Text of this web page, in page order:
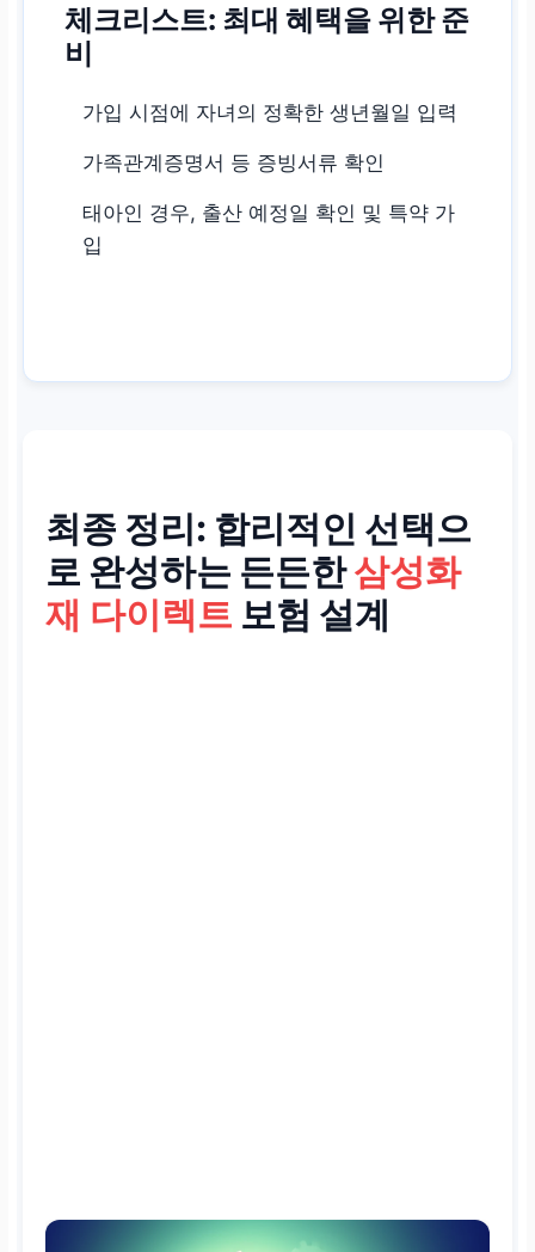
체크리스트: 최대 혜택을 위한 준
비
가입 시점에 자녀의 정확한 생년월일 입력
가족관계증명서 등 증빙서류 확인
태아인 경우, 출산 예정일 확인 및 특약 가
입
최종 정리: 합리적인 선택으
로 완성하는 든든한삼성화
재 다이렉트 보험 설계